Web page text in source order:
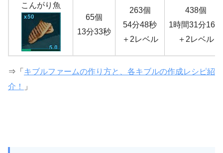
こんがり魚
65個
13分33秒
263個
54分48秒
＋2レベル
438個
1時間31分16秒
＋2レベル
⇒「 キブルファームの作り方と、各キブルの作成レシピ紹
介！
」